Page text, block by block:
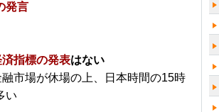
発言
指標の発表はない
市場が休場の上、日本時間の15時
い